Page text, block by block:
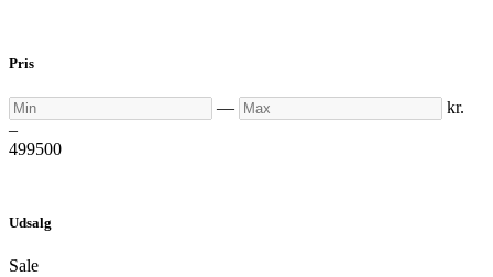
Pris
Min — Max
kr.
–
499500
Udsalg
Sale